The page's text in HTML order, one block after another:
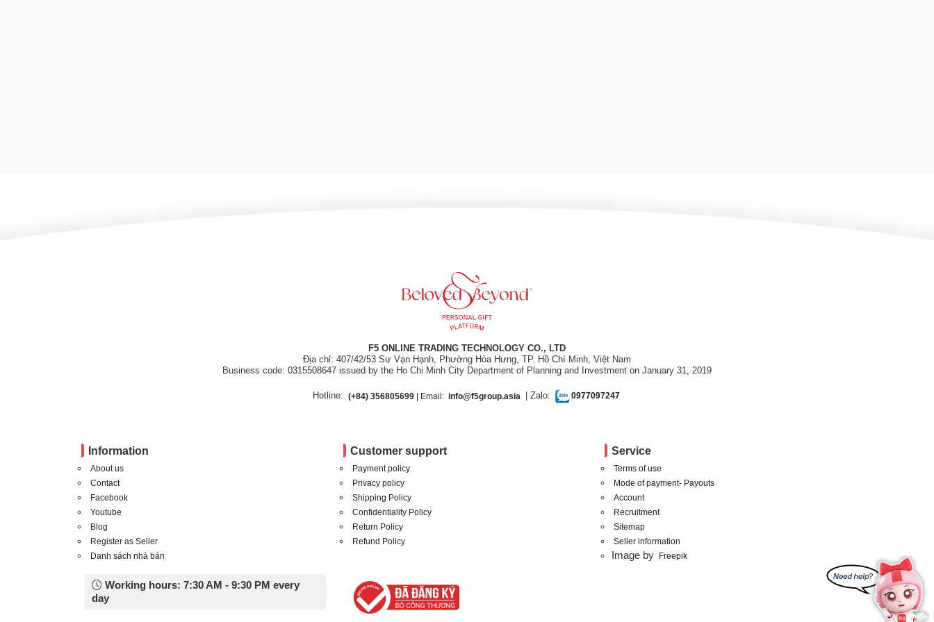
F5 ONLINE TRADING TECHNOLOGY CO., LTD
Địa chỉ: 407/42/53 Sư Vạn Hạnh, Phường Hòa Hưng, TP. Hồ Chí Minh, Việt Nam
Business code: 0315508647 issued by the Ho Chi Minh City Department of Planning and Investment on January 31, 2019
Hotline: (+84) 356805699| Email: info@f5group.asia | Zalo: 0977097247
Information
About us
Contact
Facebook
Youtube
Blog
Register as Seller
Danh sách nhà bán
Customer support
Payment policy
Privacy policy
Shipping Policy
Confidentiality Policy
Return Policy
Refund Policy
Service
Terms of use
Mode of payment- Payouts
Account
Recruitment
Sitemap
Seller information
Image by Freepik
Working hours: 7:30 AM - 9:30 PM every
day